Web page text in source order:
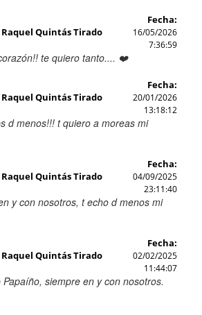
Quintás Tirado
Fecha:
16/05/2026
7:36:59
te quiero tanto.... ❤️
Quintás Tirado
Fecha:
20/01/2026
13:18:12
d menos!!! t quiero a moreas mi
Quintás Tirado
Fecha:
04/09/2025
23:11:40
y con nosotros, t echo d menos mi
Quintás Tirado
Fecha:
02/02/2025
11:44:07
siempre en y con nosotros.